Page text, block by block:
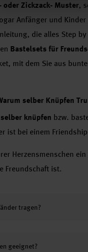
Zickzack- Muster,
Anfänger und
die alles Step
Bastelsets für
mit dem Sie aus
selber Knüpfen
knüpfen bzw.
ist bei einem
Herzensmenschen ein
Freundschaft ist.
tragen?
geeignet?